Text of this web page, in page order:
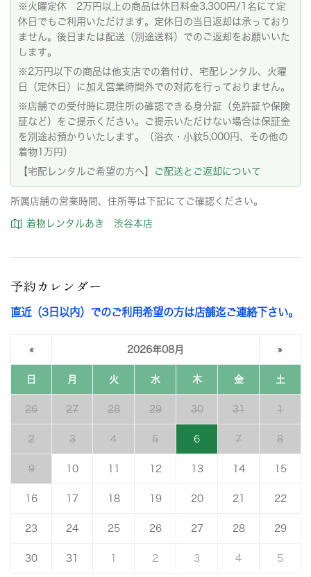
※火曜定休 2万円以上の商品は休日料金3,300円/1名にて定
休日でもご利用いただけます。定休日の当日返却は承っており
ません。後日または配送（別途送料）でのご返却をお願いいた
します。
※2万円以下の商品は他支店での着付け、宅配レンタル、火曜
日（定休日）に加え営業時間外での対応を行っておりません。
※店舗での受付時に現住所の確認できる身分証（免許証や保険
証など）をご提示ください。ご提示いただけない場合は保証金
を別途お預かりいたします。（浴衣・小紋5,000円、その他の
着物1万円）
【宅配レンタルご希望の方へ】
ご配送とご返却について
所属店舗の営業時間、住所等は下記にてご確認ください。
着物レンタルあき 渋谷本店
予約カレンダー
直近（3日以内）でのご利用希望の方は店舗迄ご連絡下さい。
« 2026年08月 »
日 月 火 水 木 金 土
26 27 28 29 30 31 1
2 3 4 5 6 7 8
9 10 12 13 14 15
16 17 18 19 20 21 22
23 24 25 26 27 28 29
30 31 2 3 4 5